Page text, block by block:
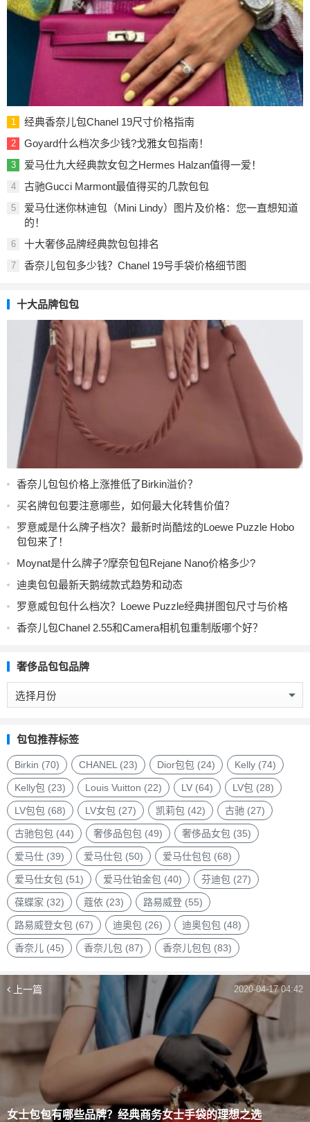
1 经典香奈儿包Chanel 19尺寸价格指南
2 Goyard什么档次多少钱?戈雅女包指南！
3 爱马仕九大经典款女包之Hermes Halzan值得一爱！
4 古驰Gucci Marmont最值得买的几款包包
5
爱马仕迷你林迪包（Mini Lindy）图片及价格：您一直想知道
的！
6 十大奢侈品牌经典款包包排名
7 香奈儿包包多少钱？Chanel 19号手袋价格细节图
十大品牌包包
香奈儿包包价格上涨推低了Birkin溢价？
买名牌包包要注意哪些，如何最大化转售价值？
罗意威是什么牌子档次？最新时尚酷炫的Loewe Puzzle Hobo
包包来了！
Moynat是什么牌子?摩奈包包Rejane Nano价格多少?
迪奥包包最新天鹅绒款式趋势和动态
罗意威包包什么档次？Loewe Puzzle经典拼图包尺寸与价格
香奈儿包Chanel 2.55和Camera相机包重制版哪个好？
奢侈品包包品牌
奢
侈
包
包
品
牌
包包推荐标签
Birkin (70) CHANEL (23) Dior包包 (24) Kelly (74)
Kelly包 (23) Louis Vuitton (22) LV (64) LV包 (28)
LV包包 (68) LV女包 (27) 凯莉包 (42) 古驰 (27)
古驰包包 (44) 奢侈品包包 (49) 奢侈品女包 (35)
爱马仕 (39) 爱马仕包 (50) 爱马仕包包 (68)
爱马仕女包 (51) 爱马仕铂金包 (40) 芬迪包 (27)
葆蝶家 (32) 蔻依 (23) 路易威登 (55)
路易威登女包 (67) 迪奥包 (26) 迪奥包包 (48)
香奈儿 (45) 香奈儿包 (87) 香奈儿包包 (83)
上一篇
女士包包有哪些品牌？经典商务女士手袋的理想之选
2020-04-17 04:42